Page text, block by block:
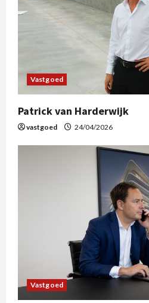
Vastgoed
Patrick van Harderwijk
vastgoed 24/04/2026
Vastgoed